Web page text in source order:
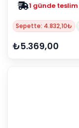
1 günde teslim
Sepette: 4.832,10₺
₺5.369,00